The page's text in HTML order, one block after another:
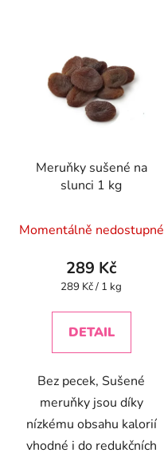
Meruňky sušené na
slunci 1 kg
hodnocení
produktu
je
z
Momentálně nedostupné
289 Kč
Měrná
289 Kč / 1 kg
DETAIL
Bez pecek, Sušené
meruňky jsou díky
nízkému obsahu kalorií
vhodné i do redukčních